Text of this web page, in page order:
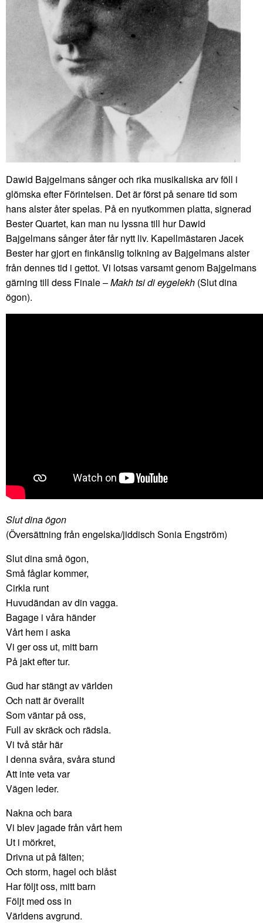
Dawid Bajgelmans sånger och rika musikaliska arv föll i
glömska efter Förintelsen. Det är först på senare tid som
hans alster åter spelas. På en nyutkommen platta, signerad
Bester Quartet, kan man nu lyssna till hur Dawid
Bajgelmans sånger åter får nytt liv. Kapellmästaren Jacek
Bester har gjort en finkänslig tolkning av Bajgelmans alster
från dennes tid i gettot. Vi lotsas varsamt genom Bajgelmans
gärning till dess Finale –Makh tsi di eygelekh (Slut dina
ögon).
Slut dina ögon
(Översättning från engelska/jiddisch Sonia Engström)
Slut dina små ögon,
Små fåglar kommer,
Cirkla runt
Huvudändan av din vagga.
Bagage i våra händer
Vårt hem i aska
Vi ger oss ut, mitt barn
På jakt efter tur.
Gud har stängt av världen
Och natt är överallt
Som väntar på oss,
Full av skräck och rädsla.
Vi två står här
I denna svåra, svåra stund
Att inte veta var
Vägen leder.
Nakna och bara
Vi blev jagade från vårt hem
Ut i mörkret,
Drivna ut på fälten;
Och storm, hagel och blåst
Har följt oss, mitt barn
Följt med oss in
Världens avgrund.